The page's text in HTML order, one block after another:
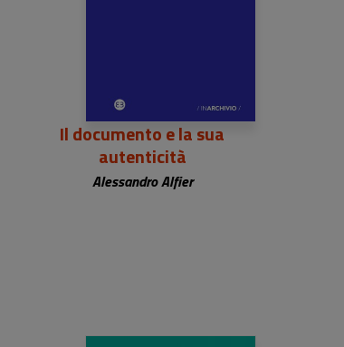
Il documento e la sua
autenticità
Alessandro Alfier